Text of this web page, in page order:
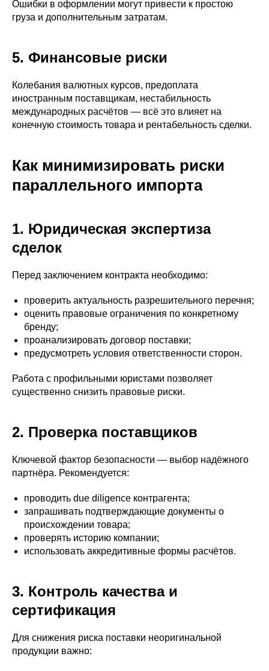
Ошибки в оформлении могут привести к простою
груза и дополнительным затратам.
5. Финансовые риски
Колебания валютных курсов, предоплата
иностранным поставщикам, нестабильность
международных расчётов — всё это влияет на
конечную стоимость товара и рентабельность сделки.
Как минимизировать риски
параллельного импорта
1. Юридическая экспертиза
сделок
Перед заключением контракта необходимо:
проверить актуальность разрешительного перечня;
оценить правовые ограничения по конкретному
бренду;
проанализировать договор поставки;
предусмотреть условия ответственности сторон.
Работа с профильными юристами позволяет
существенно снизить правовые риски.
2. Проверка поставщиков
Ключевой фактор безопасности — выбор надёжного
партнёра. Рекомендуется:
проводить due diligence контрагента;
запрашивать подтверждающие документы о
происхождении товара;
проверять историю компании;
использовать аккредитивные формы расчётов.
3. Контроль качества и
сертификация
Для снижения риска поставки неоригинальной
продукции важно: